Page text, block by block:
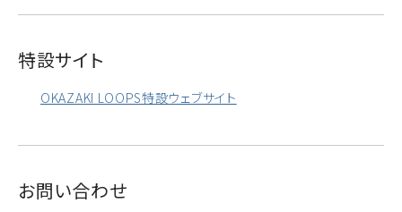
特設サイト
OKAZAKI LOOPS特設ウェブサイト
お問い合わせ